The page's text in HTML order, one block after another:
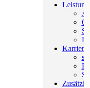
Karriere